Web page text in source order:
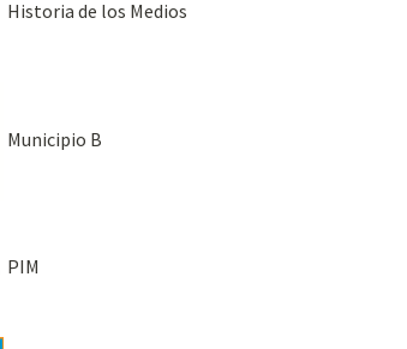
Historia de los Medios
Municipio B
PIM